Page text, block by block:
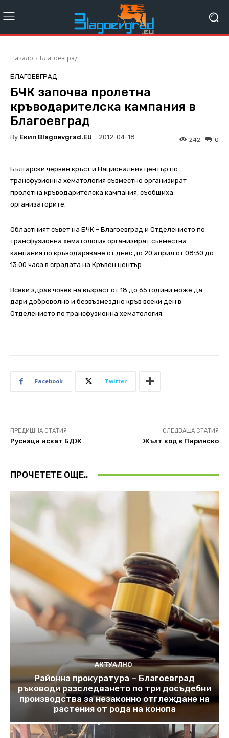
Начало Благоевград
БЛАГОЕВГРАД
БЧК започва пролетна
кръводарителска кампания в
Благоевград
By Екип Blagoevgrad.EU 2012-04-18 0
242
Български червен кръст и Националния център по
трансфузионна хематология съвместно организират
пролетна кръводарителска кампания, съобщиха
организаторите.
Областният съвет на БЧК – Благоевград и Отделението по
трансфузионна хематология организират съвместна
кампания по кръводаряване от днес до 20 април от 08:30 до
13:00 часа в сградата на Кръвен център.
Всеки здрав човек на възраст от 18 до 65 години може да
дари доброволно и безвъзмездно кръв всеки ден в
Отделението по трансфузионна хематология.
Facebook Twitter
ПРЕДИШНА СТАТИЯ
Руснаци искат БДЖ
СЛЕДВАЩА СТАТИЯ
Жълт код в Пиринско
ПРОЧЕТЕТЕ ОЩЕ..
АКТУАЛНО
Районна прокуратура – Благоевград
ръководи разследването по три досъдебни
производства за незаконно отглеждане на
растения от рода на конопа